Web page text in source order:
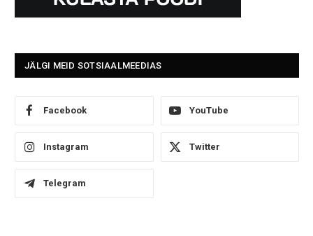
JÄLGI MEID SOTSIAALMEEDIAS
Facebook YouTube
Instagram Twitter
Telegram